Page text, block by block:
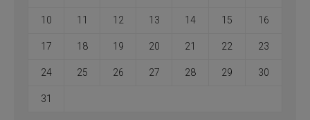
10 11 12 13 14 15 16
17 18 19 20 21 22 23
24 25 26 27 28 29 30
31